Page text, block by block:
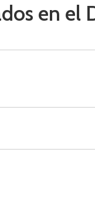
en el